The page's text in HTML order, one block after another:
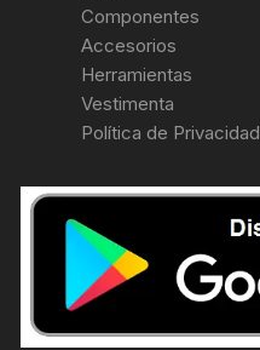
Componentes
Accesorios
Herramientas
Vestimenta
Política de Privacidad